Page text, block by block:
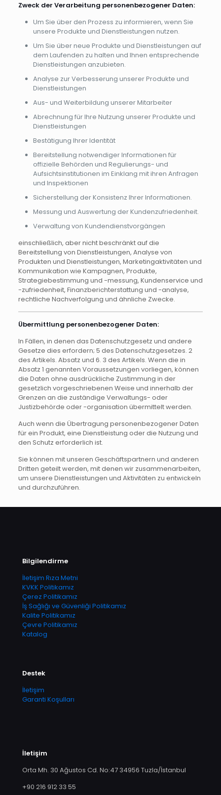
Zweck der Verarbeitung personenbezogener Daten:
Um Sie über den Prozess zu informieren, wenn Sie
unsere Produkte und Dienstleistungen nutzen.
Um Sie über neue Produkte und Dienstleistungen auf
dem Laufenden zu halten und Ihnen entsprechende
Dienstleistungen anzubieten.
Analyse zur Verbesserung unserer Produkte und
Dienstleistungen
Aus- und Weiterbildung unserer Mitarbeiter
Abrechnung für Ihre Nutzung unserer Produkte und
Dienstleistungen
Bestätigung Ihrer Identität
Bereitstellung notwendiger Informationen für
offizielle Behörden und Regulierungs- und
Aufsichtsinstitutionen im Einklang mit ihren Anfragen
und Inspektionen
Sicherstellung der Konsistenz Ihrer Informationen.
Messung und Auswertung der Kundenzufriedenheit.
Verwaltung von Kundendienstvorgängen
einschließlich, aber nicht beschränkt auf die
Bereitstellung von Dienstleistungen, Analyse von
Produkten und Dienstleistungen, Marketingaktivitäten und
Kommunikation wie Kampagnen, Produkte,
Strategiebestimmung und -messung, Kundenservice und
-zufriedenheit, Finanzberichterstattung und -analyse,
rechtliche Nachverfolgung und ähnliche Zwecke.
Übermittlung personenbezogener Daten:
In Fällen, in denen das Datenschutzgesetz und andere
Gesetze dies erfordern; 5 des Datenschutzgesetzes. 2
des Artikels. Absatz und 6. 3 des Artikels. Wenn die in
Absatz 1 genannten Voraussetzungen vorliegen, können
die Daten ohne ausdrückliche Zustimmung in der
gesetzlich vorgeschriebenen Weise und innerhalb der
Grenzen an die zuständige Verwaltungs- oder
Justizbehörde oder -organisation übermittelt werden.
Auch wenn die Übertragung personenbezogener Daten
für ein Produkt, eine Dienstleistung oder die Nutzung und
den Schutz erforderlich ist.
Sie können mit unseren Geschäftspartnern und anderen
Dritten geteilt werden, mit denen wir zusammenarbeiten,
um unsere Dienstleistungen und Aktivitäten zu entwickeln
und durchzuführen.
Bilgilendirme
İletişim Rıza Metni
KVKK Politikamız
Çerez Politikamız
İş Sağlığı ve Güvenliği Politikamız
Kalite Politikamız
Çevre Politikamız
Katalog
Destek
İletişim
Garanti Koşulları
İletişim
Orta Mh. 30 Ağustos Cd. No:47 34956 Tuzla/İstanbul
+90 216 912 33 55